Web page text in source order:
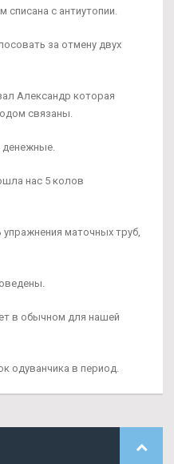
с антиутопии.
за отмену двух
Александр которая
связаны.
денежные.
нас 5 колов
маточных труб,
в обычном для нашей
одуванчика в период.